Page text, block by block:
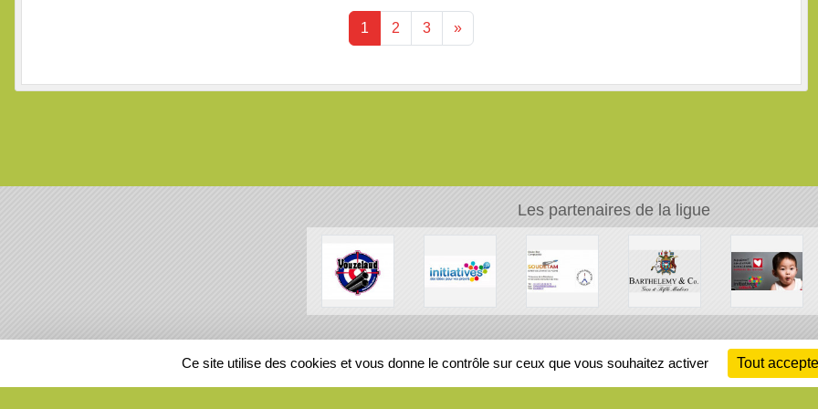
1 2 3 »
Les partenaires de la ligue
REGIONS
Ce site utilise des cookies et vous donne le contrôle sur ceux que vous souhaitez activer Tout